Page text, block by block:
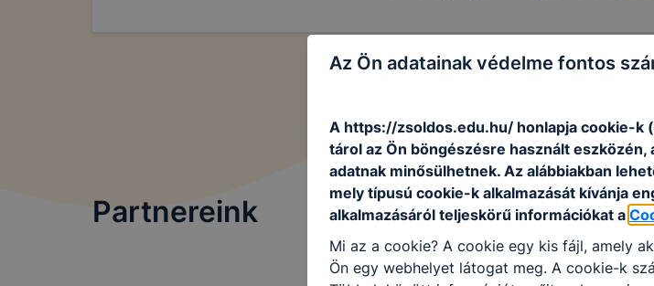
Partnereink
Az Ön adatainak védelme fontos
A https://zsoldos.edu.hu/ honlapja cookie-k
tárol az Ön böngészésre használt
adatnak minősülhetnek. Az alábbiakban
mely típusú cookie-k alkalmazását kívánja
alkalmazásáról teljeskörű információkat a
Mi az a cookie? A cookie egy kis fájl, amely
Ön egy webhelyet látogat meg. A cookie-k